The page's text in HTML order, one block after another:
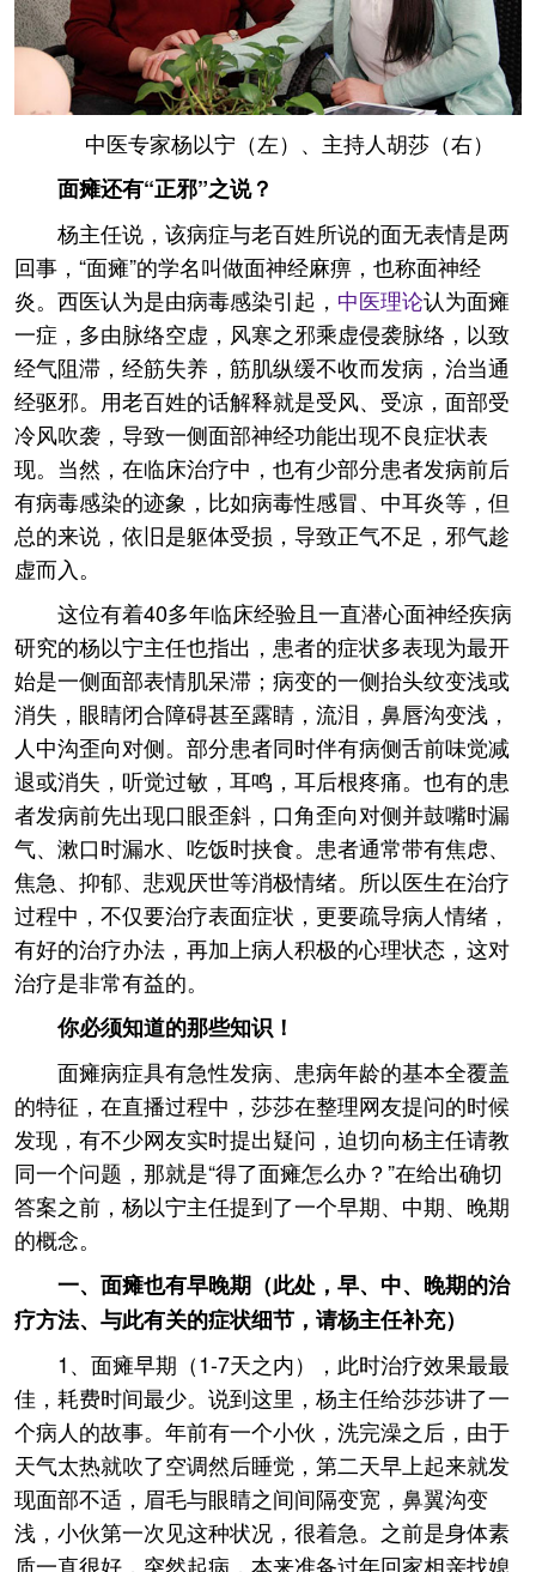
中医专家杨以宁（左）、主持人胡莎（右）
面瘫还有“正邪”之说？
杨主任说，该病症与老百姓所说的面无表情是两
回事，“面瘫”的学名叫做面神经麻痹，也称面神经
炎。西医认为是由病毒感染引起， 中医理论认为面瘫
一症，多由脉络空虚，风寒之邪乘虚侵袭脉络，以致
经气阻滞，经筋失养，筋肌纵缓不收而发病，治当通
经驱邪。用老百姓的话解释就是受风、受凉，面部受
冷风吹袭，导致一侧面部神经功能出现不良症状表
现。当然，在临床治疗中，也有少部分患者发病前后
有病毒感染的迹象，比如病毒性感冒、中耳炎等，但
总的来说，依旧是躯体受损，导致正气不足，邪气趁
虚而入。
这位有着40多年临床经验且一直潜心面神经疾病
研究的杨以宁主任也指出，患者的症状多表现为最开
始是一侧面部表情肌呆滞；病变的一侧抬头纹变浅或
消失，眼睛闭合障碍甚至露睛，流泪，鼻唇沟变浅，
人中沟歪向对侧。部分患者同时伴有病侧舌前味觉减
退或消失，听觉过敏，耳鸣，耳后根疼痛。也有的患
者发病前先出现口眼歪斜，口角歪向对侧并鼓嘴时漏
气、漱口时漏水、吃饭时挟食。患者通常带有焦虑、
焦急、抑郁、悲观厌世等消极情绪。所以医生在治疗
过程中，不仅要治疗表面症状，更要疏导病人情绪，
有好的治疗办法，再加上病人积极的心理状态，这对
治疗是非常有益的。
你必须知道的那些知识！
面瘫病症具有急性发病、患病年龄的基本全覆盖
的特征，在直播过程中，莎莎在整理网友提问的时候
发现，有不少网友实时提出疑问，迫切向杨主任请教
同一个问题，那就是“得了面瘫怎么办？”在给出确切
答案之前，杨以宁主任提到了一个早期、中期、晚期
的概念。
一、面瘫也有早晚期（此处，早、中、晚期的治
疗方法、与此有关的症状细节，请杨主任补充）
1、面瘫早期（1-7天之内），此时治疗效果最最
佳，耗费时间最少。说到这里，杨主任给莎莎讲了一
个病人的故事。年前有一个小伙，洗完澡之后，由于
天气太热就吹了空调然后睡觉，第二天早上起来就发
现面部不适，眉毛与眼睛之间间隔变宽，鼻翼沟变
浅，小伙第一次见这种状况，很着急。之前是身体素
质一直很好，突然起病，本来准备过年回家相亲找媳